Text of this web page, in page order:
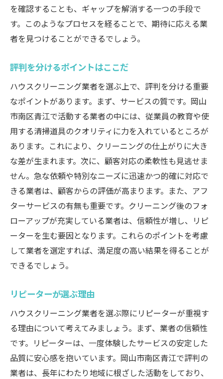
を確認することも、ギャップを解消する一つの手段で
す。このようなプロセスを経ることで、期待に応える業
者を見つけることができるでしょう。
評判を分けるポイントはここだ
ハウスクリーニング業者を選ぶ上で、評判を分ける重要
なポイントがあります。まず、サービスの質です。岡山
市南区青江で活動する業者の中には、従業員の教育や使
用する清掃道具のクオリティに力を入れているところが
あります。これにより、クリーニングの仕上がりに大き
な差が生まれます。次に、顧客対応の柔軟性も見逃せま
せん。急な依頼や特別なニーズに迅速かつ的確に対応で
きる業者は、顧客からの評価が高まります。また、アフ
ターサービスの有無も重要です。クリーニング後のフォ
ローアップが充実している業者は、信頼性が増し、リピ
ーターを生む要因となります。これらのポイントを考慮
して業者を選定すれば、満足度の高い結果を得ることが
できるでしょう。
リピーターが選ぶ理由
ハウスクリーニング業者を選ぶ際にリピーターが重視す
る理由について考えてみましょう。まず、業者の信頼性
です。リピーターは、一度体験したサービスの安定した
品質に安心感を抱いています。岡山市南区青江で評判の
業者は、長年にわたり地域に根ざした活動をしており、